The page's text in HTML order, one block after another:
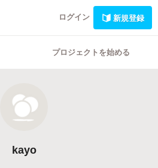
ログイン 新規登録
プロジェクトを始める
kayo